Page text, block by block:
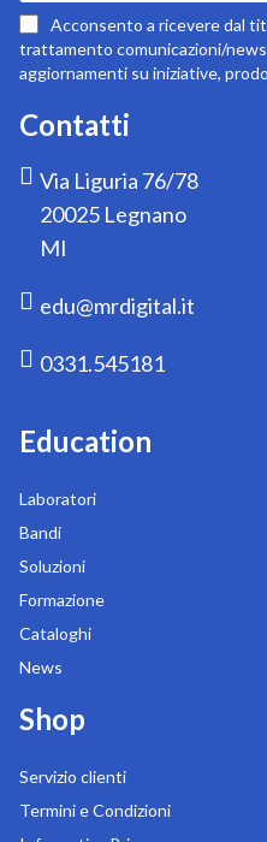
Contatti
Via Liguria 76/78
20025 Legnano
MI
edu@mrdigital.it
0331.545181
Education
Laboratori
Bandi
Soluzioni
Formazione
Cataloghi
News
Shop
Servizio clienti
Termini e Condizioni
nostra
newsletter:
Acconsento a ricevere dal
trattamento comunicazioni/
aggiornamenti su iniziative,